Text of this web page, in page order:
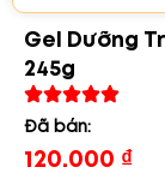
Gel Dưỡng
245g
Đã bán:
120.000 ₫